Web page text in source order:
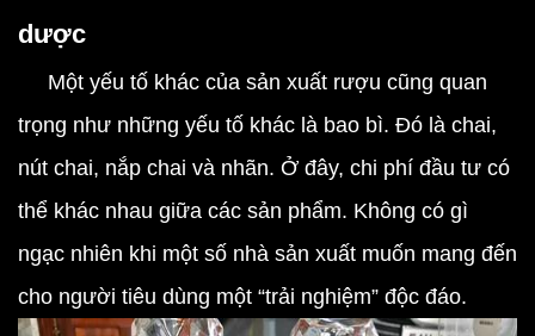
dược
Một yếu tố khác của sản xuất rượu cũng quan
trọng như những yếu tố khác là bao bì. Đó là chai,
nút chai, nắp chai và nhãn. Ở đây, chi phí đầu tư có
thể khác nhau giữa các sản phẩm. Không có gì
ngạc nhiên khi một số nhà sản xuất muốn mang đến
cho người tiêu dùng một “trải nghiệm” độc đáo.